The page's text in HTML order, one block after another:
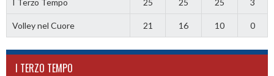
I Terzo Tempo 25 25 25 3
Volley nel Cuore 21 16 10 0
I TERZO TEMPO